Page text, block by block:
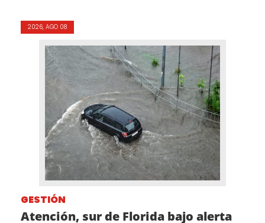
2026, AGO 08
GESTIÓN
Atención, sur de Florida bajo alerta